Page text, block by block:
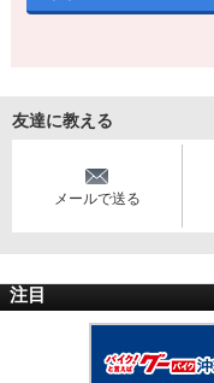
友達に教える
メールで送る
注目